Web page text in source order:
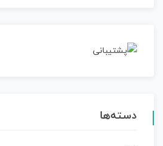
دسته‌ها